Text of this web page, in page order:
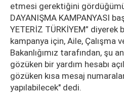
etmesi gerektiğini
DAYANIŞMA KAMPANYASI
YETERİZ TÜRKİYEM” diyerek
kampanya için, Aile, Çalışma
Bakanlığımız tarafından, şu
gözüken bir yardım hesabı
gözüken kısa mesaj
yapılabilecek" dedi.